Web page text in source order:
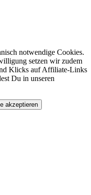
notwendige Cookies.
setzen wir zudem
Klicks auf Affiliate-Links
Du in unseren
akzeptieren